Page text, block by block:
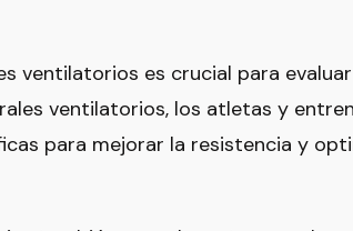
ventilatorios es crucial para
ventilatorios, los atletas y
para mejorar la resistencia y